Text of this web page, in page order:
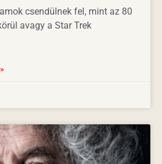
csendülnek fel, mint az 80
avagy a Star Trek